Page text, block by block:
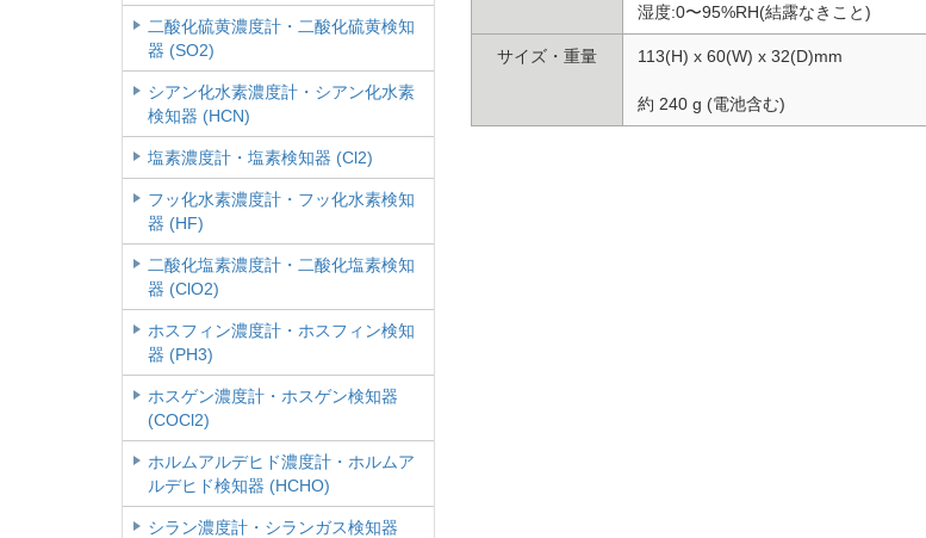
湿度:0〜95%RH(結露なきこと)
サイズ・重量 113(H) x 60(W) x 32(D)mm
約 240 g (電池含む)
二酸化硫黄濃度計・二酸化硫黄検知
器 (SO2)
シアン化水素濃度計・シアン化水素
検知器 (HCN)
塩素濃度計・塩素検知器 (Cl2)
フッ化水素濃度計・フッ化水素検知
器 (HF)
二酸化塩素濃度計・二酸化塩素検知
器 (ClO2)
ホスフィン濃度計・ホスフィン検知
器 (PH3)
ホスゲン濃度計・ホスゲン検知器
(COCl2)
ホルムアルデヒド濃度計・ホルムア
ルデヒド検知器 (HCHO)
シラン濃度計・シランガス検知器